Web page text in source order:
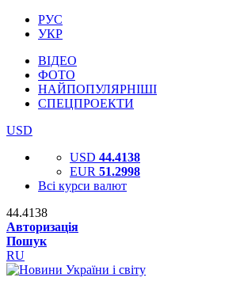
РУС
УКР
ВІДЕО
ФОТО
НАЙПОПУЛЯРНІШІ
СПЕЦПРОЕКТИ
USD
USD 44.4138
EUR 51.2998
Всі курси валют
44.4138
Авторизація
Пошук
RU